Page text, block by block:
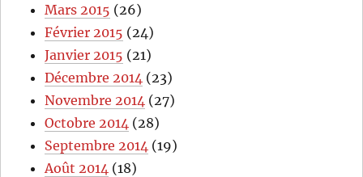
Mars 2015 (26)
Février 2015 (24)
Janvier 2015 (21)
Décembre 2014 (23)
Novembre 2014 (27)
Octobre 2014 (28)
Septembre 2014 (19)
Août 2014 (18)